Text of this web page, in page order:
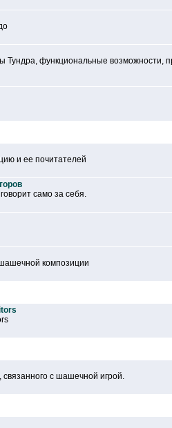
Тундра, функциональные возможности,
и ее почитателей
само за себя.
композиции
связанного с шашечной игрой.